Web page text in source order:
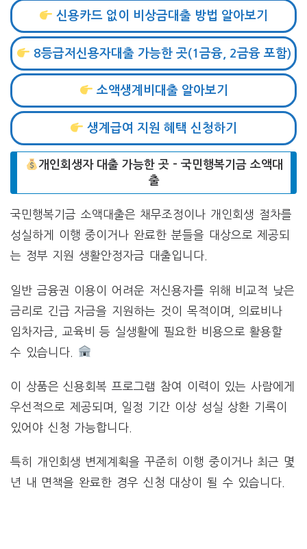
신용카드 없이 비상금대출 방법 알아보기
8등급저신용자대출 가능한 곳(1금융, 2금융 포함)
소액생계비대출 알아보기
생계급여 지원 혜택 신청하기
개인회생자 대출 가능한 곳 – 국민행복기금 소액대
출
국민행복기금 소액대출은 채무조정이나 개인회생 절차를
성실하게 이행 중이거나 완료한 분들을 대상으로 제공되
는 정부 지원 생활안정자금 대출입니다.
일반 금융권 이용이 어려운 저신용자를 위해 비교적 낮은
금리로 긴급 자금을 지원하는 것이 목적이며, 의료비나
임차자금, 교육비 등 실생활에 필요한 비용으로 활용할
수 있습니다.
이 상품은 신용회복 프로그램 참여 이력이 있는 사람에게
우선적으로 제공되며, 일정 기간 이상 성실 상환 기록이
있어야 신청 가능합니다.
특히 개인회생 변제계획을 꾸준히 이행 중이거나 최근 몇
년 내 면책을 완료한 경우 신청 대상이 될 수 있습니다.